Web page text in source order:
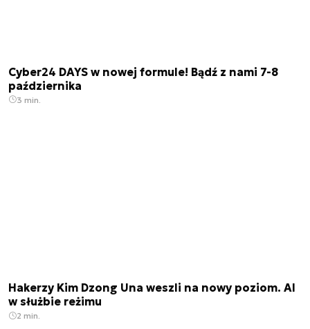
Cyber24 DAYS w nowej formule! Bądź z nami 7-8
października
3 min.
Hakerzy Kim Dzong Una weszli na nowy poziom. AI
w służbie reżimu
2 min.